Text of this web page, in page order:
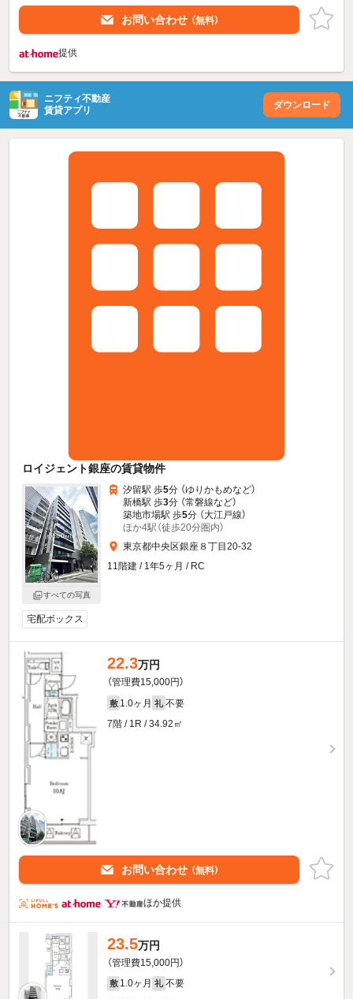
お問い合わせ （無料）
提供
ニフティ不動産
賃貸アプリ
ダウンロード
ロイジェント銀座の賃貸物件
すべての写真
汐留駅 歩5分 （ゆりかもめなど）
新橋駅 歩3分 （常磐線など）
築地市場駅 歩5分 （大江戸線）
ほか4駅（徒歩20分圏内）
東京都中央区銀座８丁目20-32
11階建 / 1年5ヶ月 / RC
宅配ボックス
22.3万円
（管理費15,000円）
敷 1.0ヶ月 礼 不要
7階 / 1R / 34.92㎡
お問い合わせ （無料）
ほか提供
23.5万円
（管理費15,000円）
敷 1.0ヶ月 礼 不要